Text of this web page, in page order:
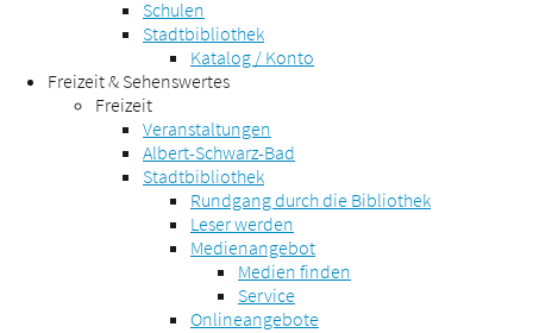
Schulen
Stadtbibliothek
Katalog / Konto
Freizeit & Sehenswertes
Freizeit
Veranstaltungen
Albert-Schwarz-Bad
Stadtbibliothek
Rundgang durch die Bibliothek
Leser werden
Medienangebot
Medien finden
Service
Onlineangebote